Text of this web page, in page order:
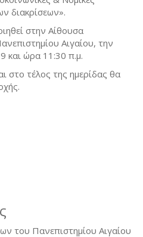
διακρίσεων».
στην Αίθουσα
Αιγαίου, την
και ώρα 11:30 π.μ.
στο τέλος της ημερίδας θα
του Πανεπιστημίου Αιγαίου